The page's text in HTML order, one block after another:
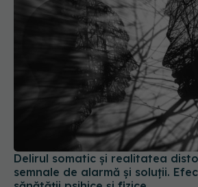
Delirul somatic și realitatea
semnale de alarmă și soluții.
sănătății psihice și fizice